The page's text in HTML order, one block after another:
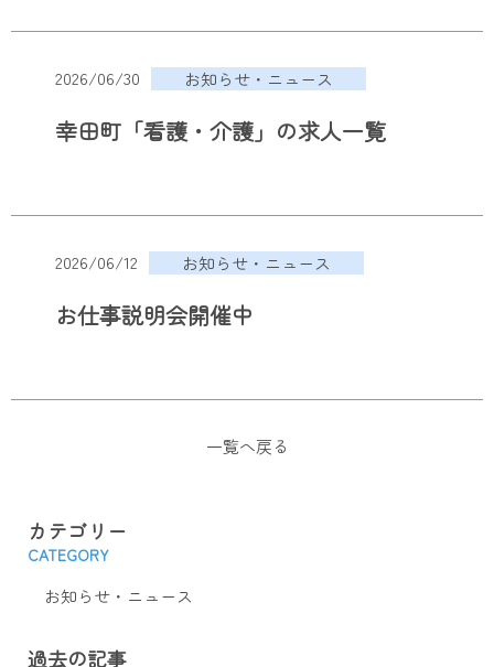
2026/06/30 お知らせ・ニュース
幸田町「看護・介護」の求人一覧
2026/06/12 お知らせ・ニュース
お仕事説明会開催中
一覧へ戻る
カテゴリー
CATEGORY
お知らせ・ニュース
過去の記事